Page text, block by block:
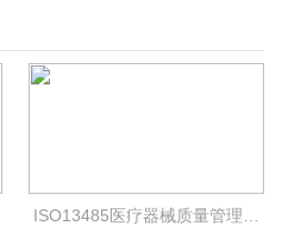
ISO13485医疗器械质量管理体